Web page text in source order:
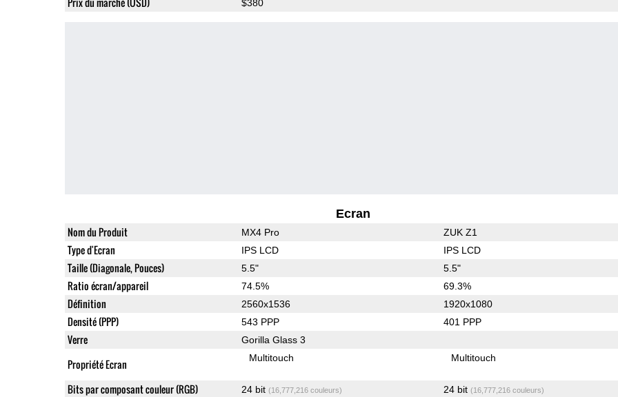
$380
Ecran
Nom du Produit MX4 Pro ZUK Z1
Type d'Ecran IPS LCD IPS LCD
Taille (Diagonale, Pouces) 5.5" 5.5"
Ratio écran/appareil 74.5% 69.3%
Définition 2560x1536 1920x1080
Densité (PPP) 543 PPP 401 PPP
Verre Gorilla Glass 3
Propriété Ecran Multitouch Multitouch
Bits par composant couleur (RGB) 24 bit (16,777,216 couleurs) 24 bit (16,777,216 couleurs)